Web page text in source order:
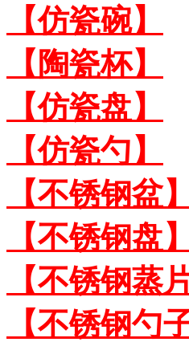
【仿瓷碗】
【陶瓷杯】
【仿瓷盘】
【仿瓷勺】
【不锈钢盆】
【不锈钢盘】
【不锈钢蒸
【不锈钢勺